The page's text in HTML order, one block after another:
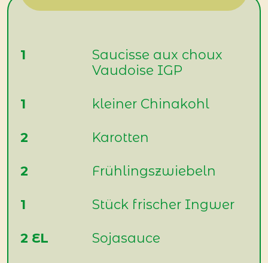
1
Saucisse aux choux
Vaudoise IGP
1 kleiner Chinakohl
2 Karotten
2 Frühlingszwiebeln
1 Stück frischer Ingwer
2 EL Sojasauce